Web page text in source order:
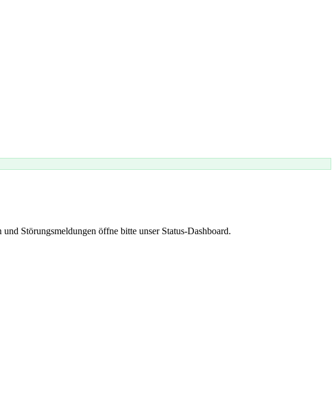
Störungsmeldungen öffne bitte unser Status-Dashboard.